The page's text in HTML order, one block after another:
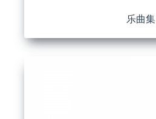
乐曲集